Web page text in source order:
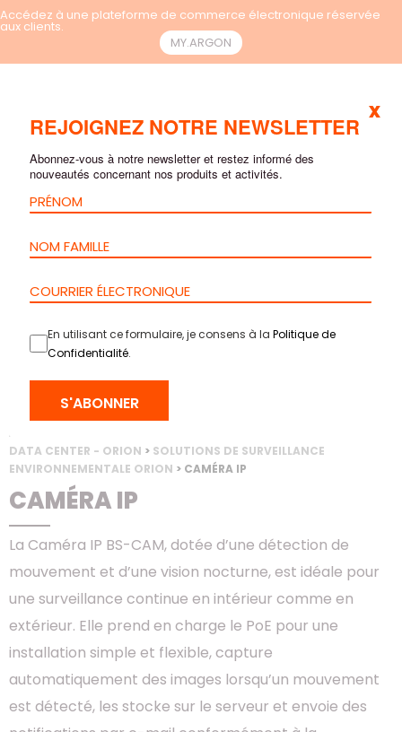
Accédez à une plateforme de commerce électronique réservée
aux clients.
MY.ARGON
ACCUEIL
DATA CENTER - ORION > SOLUTIONS DE SURVEILLANCE
ENVIRONNEMENTALE ORION > CAMÉRA IP
CAMÉRA IP
La Caméra IP BS-CAM, dotée d’une détection de
mouvement et d’une vision nocturne, est idéale pour
une surveillance continue en intérieur comme en
extérieur. Elle prend en charge le PoE pour une
installation simple et flexible, capture
automatiquement des images lorsqu’un mouvement
est détecté, les stocke sur le serveur et envoie des
REJOIGNEZ NOTRE NEWSLETTER
Abonnez-vous à notre newsletter et restez informé des
nouveautés concernant nos produits et activités.
En utilisant ce formulaire, je consens à la Politique de
Confidentialité.
S'ABONNER
x